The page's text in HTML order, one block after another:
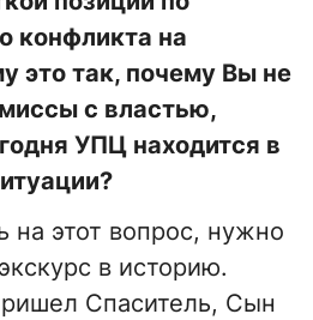
конфликта на
это так, почему Вы не
с властью,
УПЦ находится в
на этот вопрос, нужно
в историю.
Спаситель, Сын